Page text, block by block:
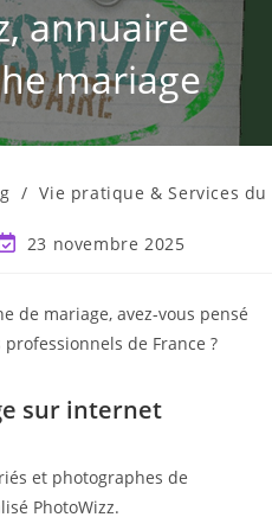
annuaire
mariage
/ Vie pratique & Services du
23 novembre 2025
de mariage, avez-vous pensé
de France ?
sur internet
et photographes de
PhotoWizz.